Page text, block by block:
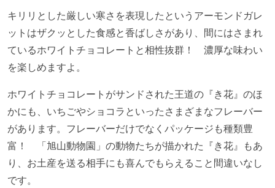
キリリとした厳しい寒さを表現したというアーモンドガレ
ットはザクッとした食感と香ばしさがあり、間にはさまれ
ているホワイトチョコレートと相性抜群！ 濃厚な味わい
を楽しめますよ。
ホワイトチョコレートがサンドされた王道の『き花』のほ
かにも、いちごやショコラといったさまざまなフレーバー
があります。フレーバーだけでなくパッケージも種類豊
富！ 「旭山動物園」の動物たちが描かれた『き花』もあ
り、お土産を送る相手にも喜んでもらえること間違いなし
です。